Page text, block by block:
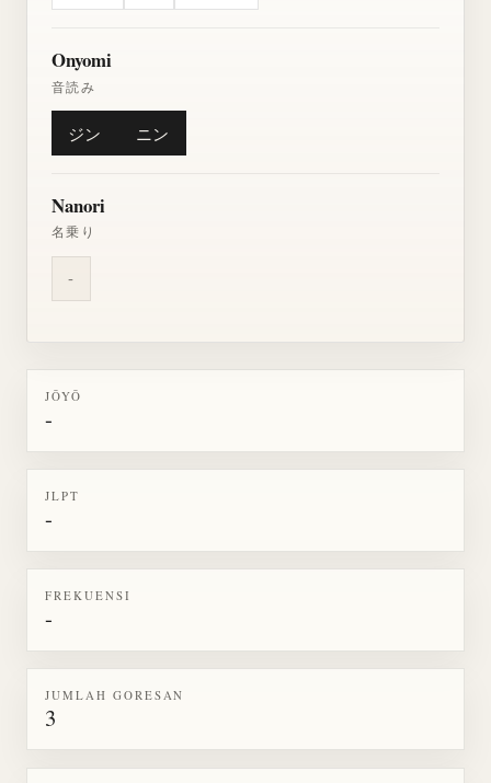
Onyomi
音読み
ジン ニン
Nanori
名乗り
-
JŌYŌ
-
JLPT
-
FREKUENSI
-
JUMLAH GORESAN
3